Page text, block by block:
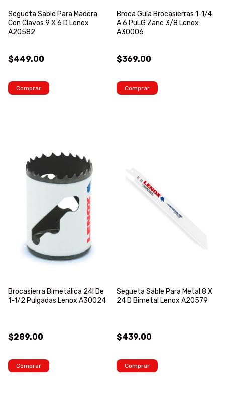
Segueta Sable Para Madera
Con Clavos 9 X 6 D Lenox
A20582
$449.00
Comprar
Broca Guía Brocasierras 1-1/4
A 6 PuLG Zanc 3/8 Lenox
A30006
$369.00
Comprar
Brocasierra Bimetálica 24l De
1-1/2 Pulgadas Lenox A30024
$289.00
Comprar
Segueta Sable Para Metal 8 X
24 D Bimetal Lenox A20579
$439.00
Comprar